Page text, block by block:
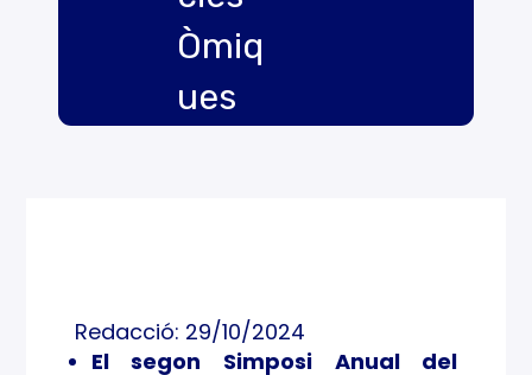
Òmiq
ues
r de
Redacció: 29/10/2024
El segon Simposi Anual del